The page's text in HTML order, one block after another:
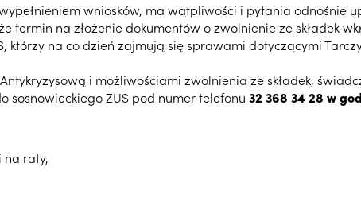
wniosków, ma wątpliwości i pytania odnośnie
na złożenie dokumentów o zwolnienie ze składek
którzy na co dzień zajmują się sprawami dotyczącymi
i możliwościami zwolnienia ze składek,
ZUS pod numer telefonu 32 368 34 28 w
na raty,